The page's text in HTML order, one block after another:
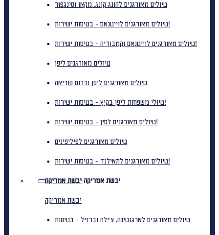
טיולים מאורגנים להונג קונג, מקאו וסינגפור
טיולים מאורגנים לוייטנאם - בטיסות ישירות!
טיולים מאורגנים לוייטנאם וקמבודיה - בטיסות ישירות!
טיולים מאורגנים ליפן
טיולים מאורגנים ליפן ודרום קוריאה
טיולי משפחות ליפן בקיץ - בטיסות ישירות!
טיולים מאורגנים לסין - בטיסות ישירות!
טיולים מאורגנים לפיליפינים
טיולים מאורגנים לתאילנד - בטיסות ישירות!
יבשת אמריקה יבשת אמריקה
יבשת אמריקה
טיולים מאורגנים לארגנטינה, צ'ילה וברזיל - בטיסות